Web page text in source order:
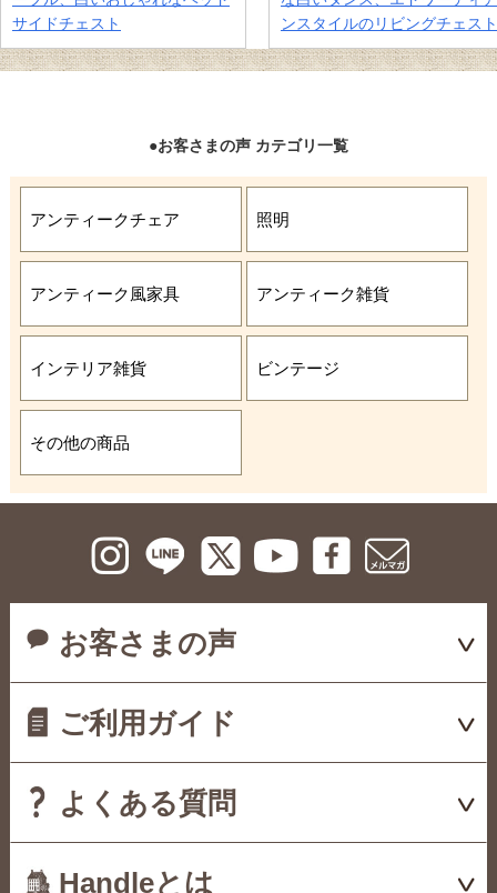
●お客さまの声 カテゴリ一覧
アンティークチェア 照明
アンティーク風家具 アンティーク雑貨
インテリア雑貨 ビンテージ
その他の商品
お客さまの声
ご利用ガイド
よくある質問
Handleとは